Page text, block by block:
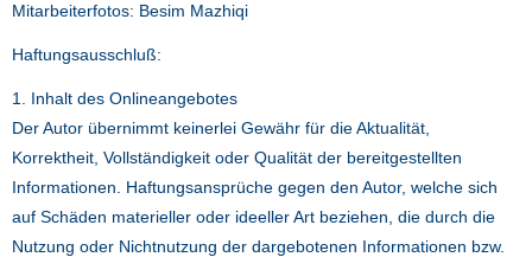
Mitarbeiterfotos: Besim Mazhiqi
Haftungsausschluß:
1. Inhalt des Onlineangebotes
Der Autor übernimmt keinerlei Gewähr für die Aktualität,
Korrektheit, Vollständigkeit oder Qualität der bereitgestellten
Informationen. Haftungsansprüche gegen den Autor, welche sich
auf Schäden materieller oder ideeller Art beziehen, die durch die
Nutzung oder Nichtnutzung der dargebotenen Informationen bzw.